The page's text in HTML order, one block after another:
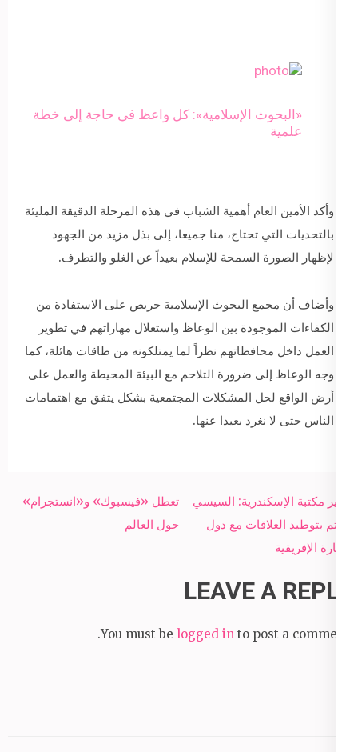
«البحوث الإسلامية»: كل واعظ في حاجة إلى خطة
علمية
وأكد الأمين العام أهمية الشباب في هذه المرحلة الدقيقة المليئة
بالتحديات التي تحتاج، منا جميعا، إلى بذل مزيد من الجهود
لإظهار الصورة السمحة للإسلام بعيداً عن الغلو والتطرف.
وأضاف أن مجمع البحوث الإسلامية حريص على الاستفادة من
الكفاءات الموجودة بين الوعاظ واستغلال مهاراتهم في تطوير
العمل داخل محافظاتهم نظراً لما يمتلكونه من طاقات هائلة، كما
وجه الوعاظ إلى ضرورة التلاحم مع البيئة المحيطة والعمل على
أرض الواقع لحل المشكلات المجتمعية بشكل يتفق مع اهتمامات
الناس حتى لا نغرد بعيدا عنها.
Post
navigation
تعطل «فيسبوك» و«انستجرام»
حول العالم
مدير مكتبة الإسكندرية: السيسي
مهتم بتوطيد العلاقات مع دول
القارة الإفريقية
LEAVE A REPLY
You must be logged in to post a comment.